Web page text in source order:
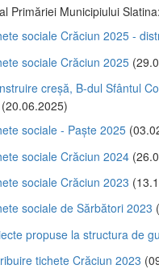
Primăriei Municipiului
sociale Crăciun 2025 -
sociale Crăciun 2025
creșă, B-dul Sfântul
(20.06.2025)
sociale - Paște 2025
sociale Crăciun 2024
sociale Crăciun 2023
sociale de Sărbători 2023
propuse la structura de
tichete Crăciun 2023